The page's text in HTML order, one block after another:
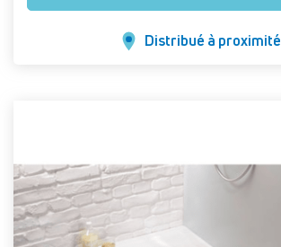
Distribué à proximité